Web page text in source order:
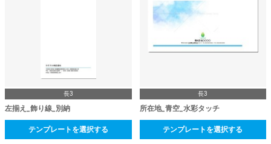
長3
左揃え_飾り線_別納
テンプレートを選択する
長3
所在地_青空_水彩タッチ
テンプレートを選択する